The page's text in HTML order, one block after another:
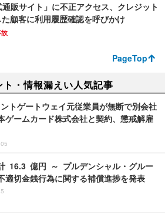
通販サイト」に不正アクセス、クレジット
顧客に利用履歴確認を呼びかけ
PageTop
ト・情報漏えい人気記事
トゲートウェイ元従業員が無断で別会社
ゲームカード株式会社と契約、懲戒解雇
16.3 億円 ～ プルデンシャル・グルー
適切金銭行為に関する補償進捗を発表